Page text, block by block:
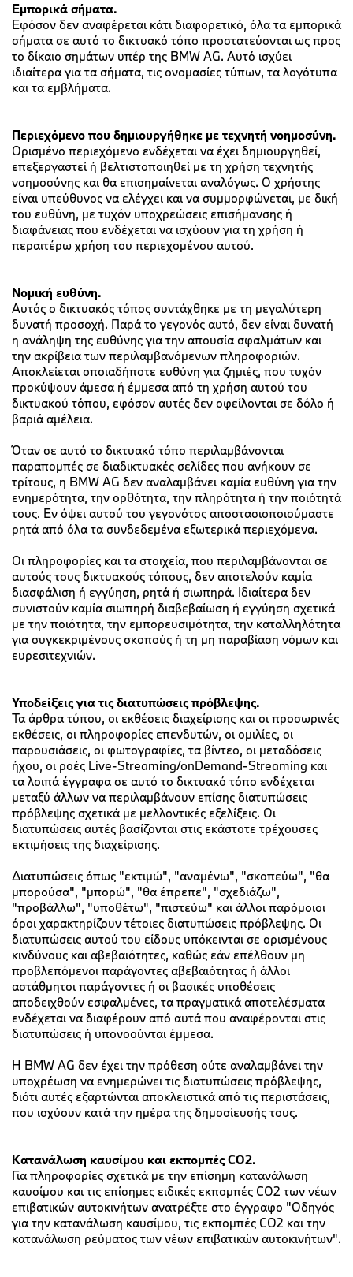
Εμπορικά σήματα.
Εφόσον δεν αναφέρεται κάτι διαφορετικό, όλα τα εμπορικά
σήματα σε αυτό το δικτυακό τόπο προστατεύονται ως προς
το δίκαιο σημάτων υπέρ της BMW AG. Αυτό ισχύει
ιδιαίτερα για τα σήματα, τις ονομασίες τύπων, τα λογότυπα
και τα εμβλήματα.
Περιεχόμενο που δημιουργήθηκε με τεχνητή νοημοσύνη.
Ορισμένο περιεχόμενο ενδέχεται να έχει δημιουργηθεί,
επεξεργαστεί ή βελτιστοποιηθεί με τη χρήση τεχνητής
νοημοσύνης και θα επισημαίνεται αναλόγως. Ο χρήστης
είναι υπεύθυνος να ελέγχει και να συμμορφώνεται, με δική
του ευθύνη, με τυχόν υποχρεώσεις επισήμανσης ή
διαφάνειας που ενδέχεται να ισχύουν για τη χρήση ή
περαιτέρω χρήση του περιεχομένου αυτού.
Νομική ευθύνη.
Αυτός ο δικτυακός τόπος συντάχθηκε με τη μεγαλύτερη
δυνατή προσοχή. Παρά το γεγονός αυτό, δεν είναι δυνατή
η ανάληψη της ευθύνης για την απουσία σφαλμάτων και
την ακρίβεια των περιλαμβανόμενων πληροφοριών.
Αποκλείεται οποιαδήποτε ευθύνη για ζημιές, που τυχόν
προκύψουν άμεσα ή έμμεσα από τη χρήση αυτού του
δικτυακού τόπου, εφόσον αυτές δεν οφείλονται σε δόλο ή
βαριά αμέλεια.
Όταν σε αυτό το δικτυακό τόπο περιλαμβάνονται
παραπομπές σε διαδικτυακές σελίδες που ανήκουν σε
τρίτους, η BMW AG δεν αναλαμβάνει καμία ευθύνη για την
ενημερότητα, την ορθότητα, την πληρότητα ή την ποιότητά
τους. Εν όψει αυτού του γεγονότος αποστασιοποιούμαστε
ρητά από όλα τα συνδεδεμένα εξωτερικά περιεχόμενα.
Οι πληροφορίες και τα στοιχεία, που περιλαμβάνονται σε
αυτούς τους δικτυακούς τόπους, δεν αποτελούν καμία
διασφάλιση ή εγγύηση, ρητά ή σιωπηρά. Ιδιαίτερα δεν
συνιστούν καμία σιωπηρή διαβεβαίωση ή εγγύηση σχετικά
με την ποιότητα, την εμπορευσιμότητα, την καταλληλότητα
για συγκεκριμένους σκοπούς ή τη μη παραβίαση νόμων και
ευρεσιτεχνιών.
Υποδείξεις για τις διατυπώσεις πρόβλεψης.
Τα άρθρα τύπου, οι εκθέσεις διαχείρισης και οι προσωρινές
εκθέσεις, οι πληροφορίες επενδυτών, οι ομιλίες, οι
παρουσιάσεις, οι φωτογραφίες, τα βίντεο, οι μεταδόσεις
ήχου, οι ροές Live-Streaming/onDemand-Streaming και
τα λοιπά έγγραφα σε αυτό το δικτυακό τόπο ενδέχεται
μεταξύ άλλων να περιλαμβάνουν επίσης διατυπώσεις
πρόβλεψης σχετικά με μελλοντικές εξελίξεις. Οι
διατυπώσεις αυτές βασίζονται στις εκάστοτε τρέχουσες
εκτιμήσεις της διαχείρισης.
Διατυπώσεις όπως "εκτιμώ", "αναμένω", "σκοπεύω", "θα
μπορούσα", "μπορώ", "θα έπρεπε", "σχεδιάζω",
"προβάλλω", "υποθέτω", "πιστεύω" και άλλοι παρόμοιοι
όροι χαρακτηρίζουν τέτοιες διατυπώσεις πρόβλεψης. Οι
διατυπώσεις αυτού του είδους υπόκεινται σε ορισμένους
κινδύνους και αβεβαιότητες, καθώς εάν επέλθουν μη
προβλεπόμενοι παράγοντες αβεβαιότητας ή άλλοι
αστάθμητοι παράγοντες ή οι βασικές υποθέσεις
αποδειχθούν εσφαλμένες, τα πραγματικά αποτελέσματα
ενδέχεται να διαφέρουν από αυτά που αναφέρονται στις
διατυπώσεις ή υπονοούνται έμμεσα.
Η BMW AG δεν έχει την πρόθεση ούτε αναλαμβάνει την
υποχρέωση να ενημερώνει τις διατυπώσεις πρόβλεψης,
διότι αυτές εξαρτώνται αποκλειστικά από τις περιστάσεις,
που ισχύουν κατά την ημέρα της δημοσίευσής τους.
Κατανάλωση καυσίμου και εκπομπές CO2.
Για πληροφορίες σχετικά με την επίσημη κατανάλωση
καυσίμου και τις επίσημες ειδικές εκπομπές CO2 των νέων
επιβατικών αυτοκινήτων ανατρέξτε στο έγγραφο "Οδηγός
για την κατανάλωση καυσίμου, τις εκπομπές CO2 και την
κατανάλωση ρεύματος των νέων επιβατικών αυτοκινήτων".